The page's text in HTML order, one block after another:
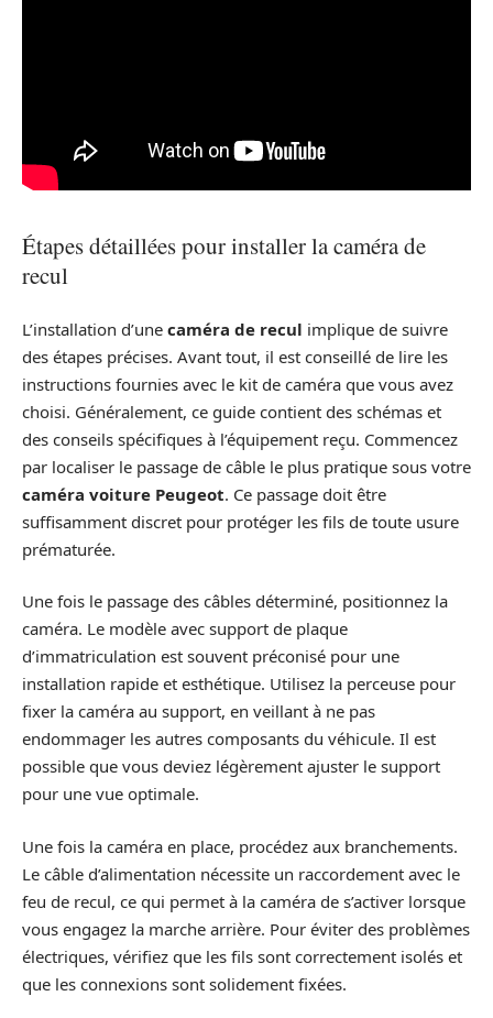
Étapes détaillées pour installer la caméra de
recul
L’installation d’une caméra de recul implique de suivre
des étapes précises. Avant tout, il est conseillé de lire les
instructions fournies avec le kit de caméra que vous avez
choisi. Généralement, ce guide contient des schémas et
des conseils spécifiques à l’équipement reçu. Commencez
par localiser le passage de câble le plus pratique sous votre
caméra voiture Peugeot. Ce passage doit être
suffisamment discret pour protéger les fils de toute usure
prématurée.
Une fois le passage des câbles déterminé, positionnez la
caméra. Le modèle avec support de plaque
d’immatriculation est souvent préconisé pour une
installation rapide et esthétique. Utilisez la perceuse pour
fixer la caméra au support, en veillant à ne pas
endommager les autres composants du véhicule. Il est
possible que vous deviez légèrement ajuster le support
pour une vue optimale.
Une fois la caméra en place, procédez aux branchements.
Le câble d’alimentation nécessite un raccordement avec le
feu de recul, ce qui permet à la caméra de s’activer lorsque
vous engagez la marche arrière. Pour éviter des problèmes
électriques, vérifiez que les fils sont correctement isolés et
que les connexions sont solidement fixées.